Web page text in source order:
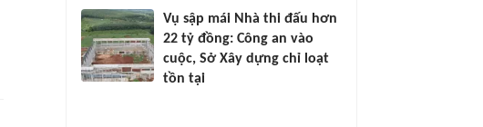
Vụ sập mái Nhà thi đấu hơn
22 tỷ đồng: Công an vào
cuộc, Sở Xây dựng chỉ loạt
tồn tại